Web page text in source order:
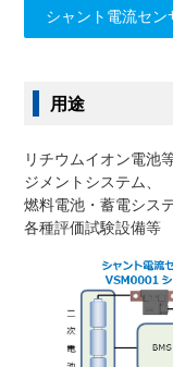
シャント電流セ
用途
リチウムイオン電池
ジメントシステム、
燃料電池・蓄電シス
各種評価試験設備等